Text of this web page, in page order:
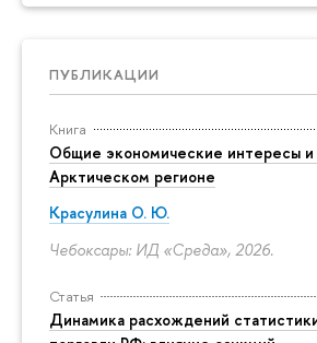
ПУБЛИКАЦИИ
Книга
Общие экономические интересы и
Арктическом регионе
Красулина О. Ю.
Чебоксары: ИД «Среда», 2026.
Статья
Динамика расхождений